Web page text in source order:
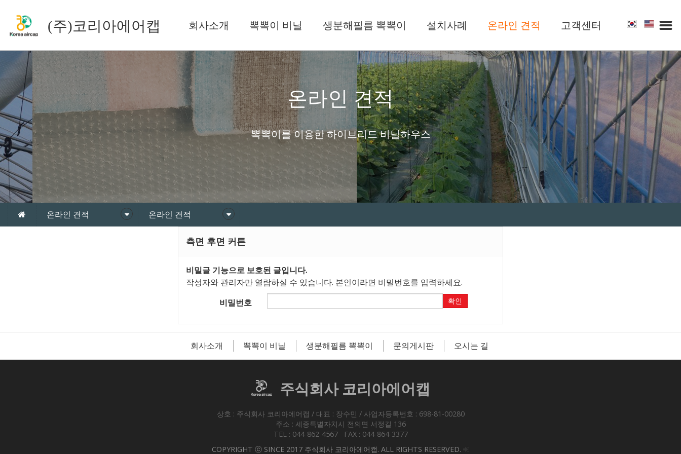
(주)코리아에어캡 회사소개 뽁뽁이 비닐 생분해필름 뽁뽁이 설치사례 온라인 견적 고객센터
온라인 견적
뽁뽁이를 이용한 하이브리드 비닐하우스
온라인 견적 온라인 견적
측면 후면 커튼
비밀글 기능으로 보호된 글입니다.
작성자와 관리자만 열람하실 수 있습니다. 본인이라면 비밀번호를 입력하세요.
비밀번호
확인
회사소개 뽁뽁이 비닐 생분해필름 뽁뽁이 문의게시판 오시는 길
주식회사 코리아에어캡
상호 : 주식회사 코리아에어캡 / 대표 : 장수민 / 사업자등록번호 : 698-81-00280
주소 : 세종특별자치시 전의면 서정길 136
TEL : 044-862-4567 FAX : 044-864-3377
COPYRIGHT ⓒ SINCE 2017 주식회사 코리아에어캡. ALL RIGHTS RESERVED.